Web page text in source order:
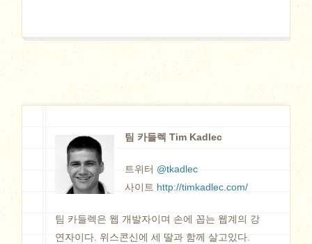
팀 카들렉 Tim Kadlec
트위터 @tkadlec
사이트 http://timkadlec.com/
팀 카들렉은 웹 개발자이며 손에 꼽는 웹계의 강
연자이다. 위스콘신에 세 딸과 함께 살고있다.